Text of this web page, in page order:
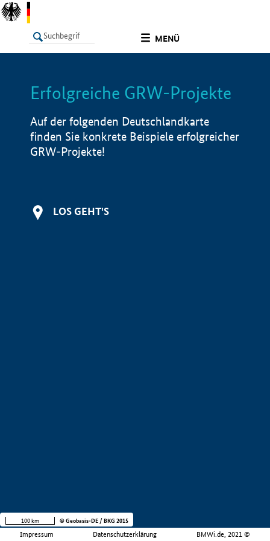
MENÜ
LISTE Info
Erfolgreiche GRW-Projekte
Auf der folgenden Deutschlandkarte
finden Sie konkrete Beispiele erfolgreicher
GRW-Projekte!
LOS GEHT'S
Impressum Datenschutzerklärung BMWi.de, 2021 ©
100 km © Geobasis-DE / BKG 2015